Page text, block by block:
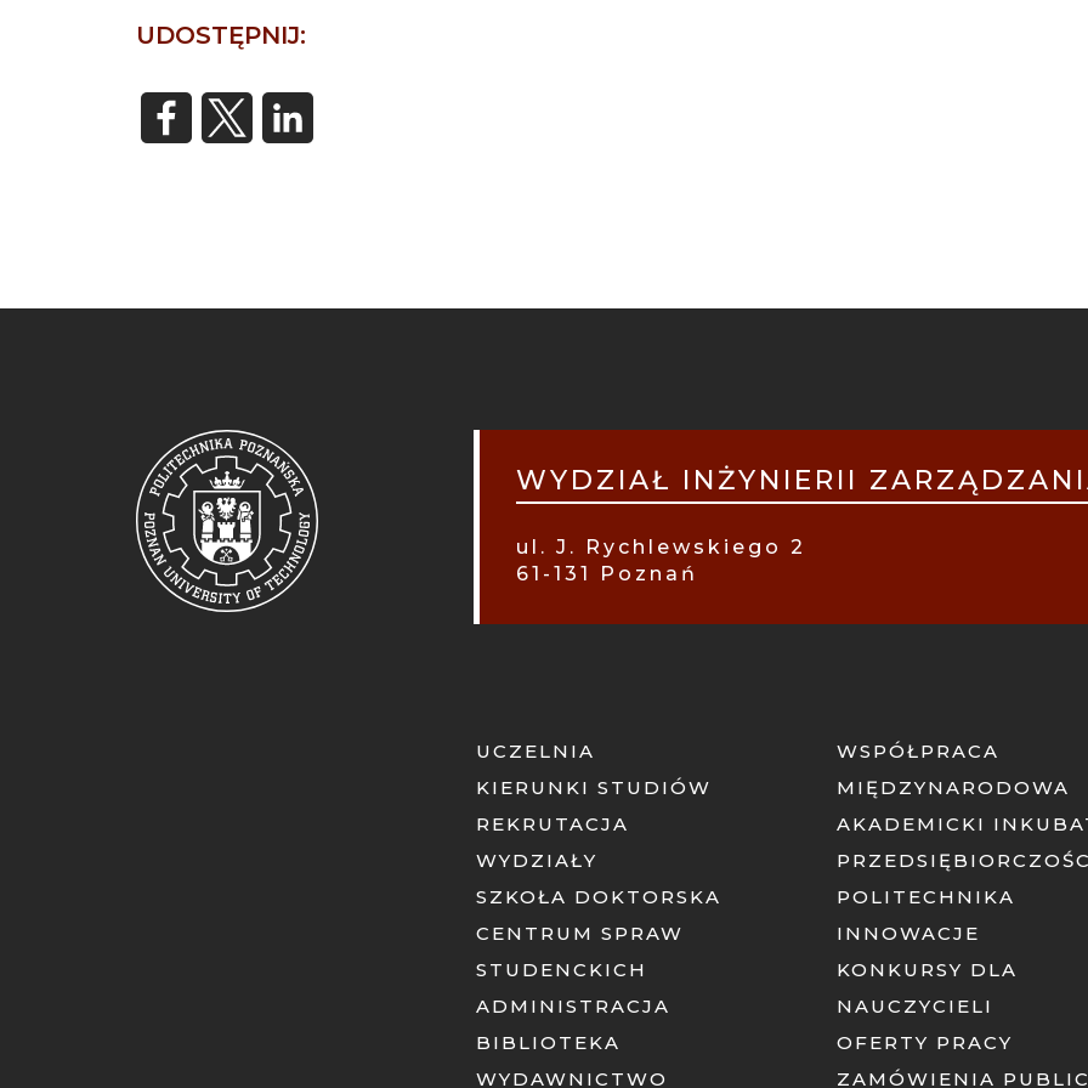
UDOSTĘPNIJ:
WYDZIAŁ INŻYNIERII
ul. J. Rychlewskiego 2
61-131 Poznań
MOBILE
UCZELNIA
KIERUNKI STUDIÓW
REKRUTACJA
WYDZIAŁY
SZKOŁA DOKTORSKA
CENTRUM SPRAW
STUDENCKICH
ADMINISTRACJA
BIBLIOTEKA
WYDAWNICTWO
WSPÓŁPRACA
MIĘDZYNARODOWA
AKADEMICKI
POLITECHNIKA
INNOWACJE
KONKURSY DLA
NAUCZYCIELI
OFERTY PRACY
ZAMÓWIENIA